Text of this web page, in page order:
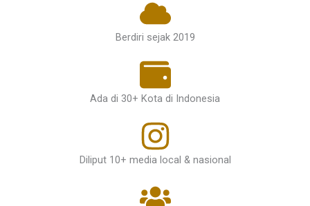
Berdiri sejak 2019
Ada di 30+ Kota di Indonesia
Diliput 10+ media local & nasional